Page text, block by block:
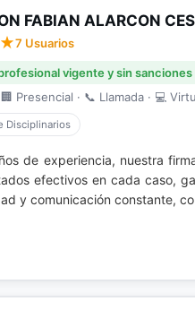
FABIAN ALARCON
7 Usuarios
vigente y sin sanciones
🏢 Presencial · 📞 Llamada · 💻
Disciplinarios
de experiencia, nuestra
efectivos en cada caso,
y comunicación constante,